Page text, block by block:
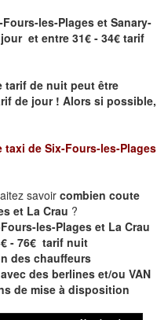
les-Plages et Sanary-
et entre 31€ - 34€ tarif
tarif de nuit peut être
de jour ! Alors si possible,
taxi de Six-Fours-les-Plages
savoir combien coute
et La Crau ?
les-Plages et La Crau
- 76€ tarif nuit
des chauffeurs
des berlines et/ou VAN
de mise à disposition